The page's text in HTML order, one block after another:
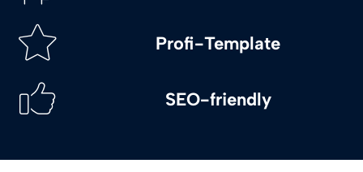
Profi-Template
SEO-friendly